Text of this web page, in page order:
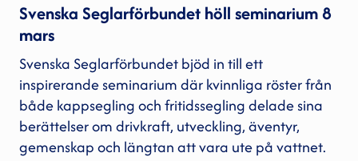
Svenska Seglarförbundet höll seminarium 8
mars
Svenska Seglarförbundet bjöd in till ett
inspirerande seminarium där kvinnliga röster från
både kappsegling och fritidssegling delade sina
berättelser om drivkraft, utveckling, äventyr,
gemenskap och längtan att vara ute på vattnet.